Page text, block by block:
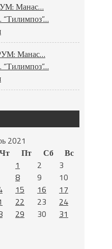
Манас…
Манас…
2021
Чт Пт Сб
Вс
1
2
3
8 9
10
15 16
17
22 23
24
29 30
31